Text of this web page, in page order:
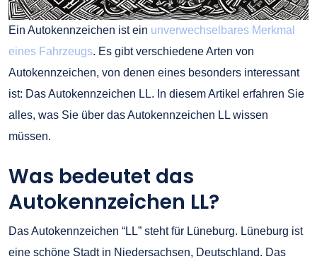
Ein Autokennzeichen ist ein unverwechselbares Merkmal
eines Fahrzeugs. Es gibt verschiedene Arten von
Autokennzeichen, von denen eines besonders interessant
ist: Das Autokennzeichen LL. In diesem Artikel erfahren Sie
alles, was Sie über das Autokennzeichen LL wissen
müssen.
Was bedeutet das
Autokennzeichen LL?
Das Autokennzeichen “LL” steht für Lüneburg. Lüneburg ist
eine schöne Stadt in Niedersachsen, Deutschland. Das